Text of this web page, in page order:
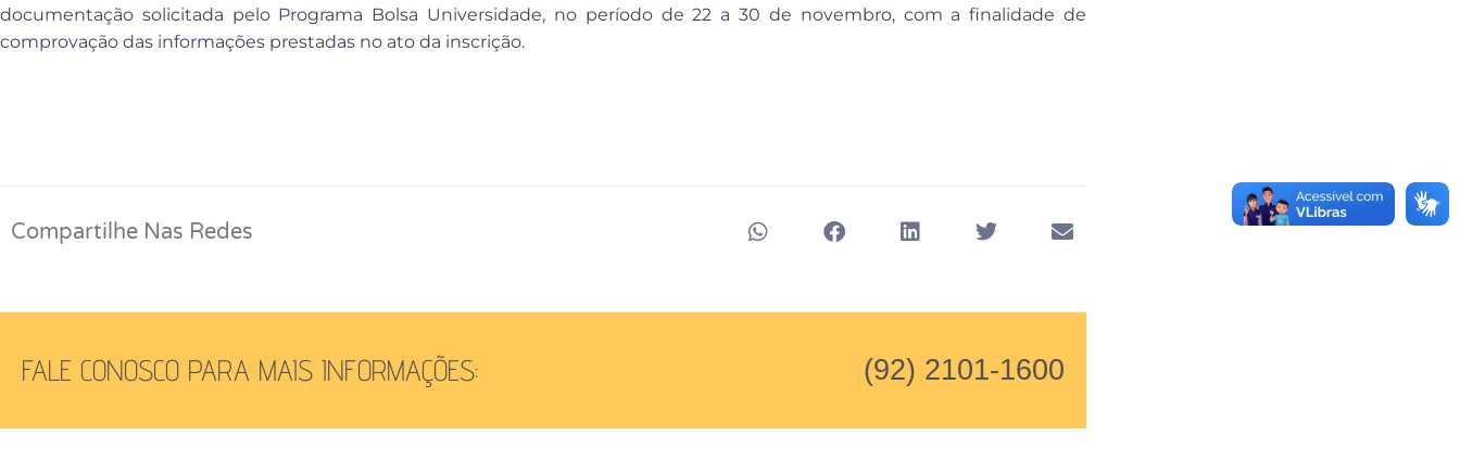
documentação solicitada pelo Programa Bolsa Universidade, no período de 22 a 30 de novembro, com a finalidade de
comprovação das informações prestadas no ato da inscrição.
Compartilhe Nas Redes
FALE CONOSCO PARA MAIS INFORMAÇÕES: (92) 2101-1600